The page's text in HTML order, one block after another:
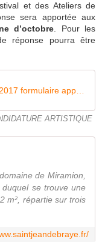
et des Ateliers de
sera apportée aux
d’octobre . Pour les
réponse pourra être
ARTISTIQUE
de Miramion,
se trouve une
m², répartie sur trois